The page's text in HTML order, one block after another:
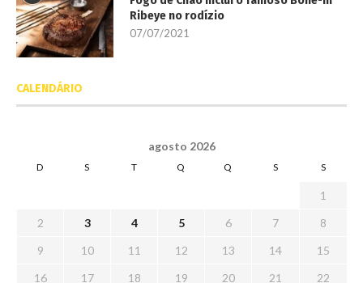
Ribeye no rodízio
07/07/2021
CALENDÁRIO
agosto 2026
D S T Q Q S S
1
2
3 4 5 6 7
8
9
10 11 12 13 14
15
16
17 18 19 20 21 22